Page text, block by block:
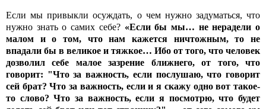
Если мы привыкли осуждать, о чем нужно задуматься, что
нужно знать о самих себе? «Если бы мы… не нерадели о
малом и о том, что нам кажется ничтожным, то не
впадали бы в великое и тяжкое… Ибо от того, что человек
дозволил себе малое зазрение ближнего, от того, что
говорит: "Что за важность, если послушаю, что говорит
сей брат? Что за важность, если и я скажу одно вот такое-
то слово? Что за важность, если я посмотрю, что будет